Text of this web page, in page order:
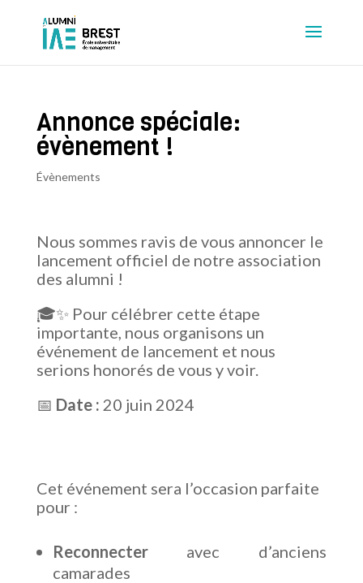
Annonce spéciale:
évènement !
Évènements
Nous sommes ravis de vous annoncer le
lancement officiel de notre association
des alumni !
🎓✨ Pour célébrer cette étape
importante, nous organisons un
événement de lancement et nous
serions honorés de vous y voir.
📅 Date : 20 juin 2024
Cet événement sera l’occasion parfaite
pour :
Reconnecteravec d’anciens
camarades